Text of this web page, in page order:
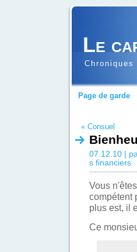
Le
Page de garde
« Consuel
07.12.10 |
s financiers
Vous
compétent
plus est, il
Ce